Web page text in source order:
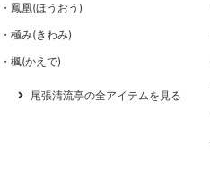
鳳凰(ほうおう)
極み(きわみ)
楓(かえで)
尾張清流亭の全アイテムを見る